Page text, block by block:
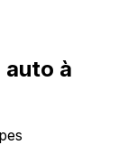
à